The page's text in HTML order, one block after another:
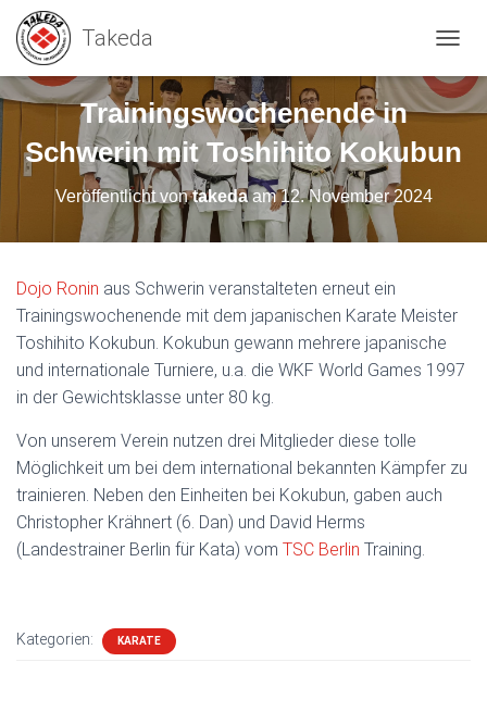
A
V
I
A
N
C
A
Trainingswochenende in
Schwerin mit Toshihito Kokubun
Veröffentlicht vontakedaam12. November 2024
Dojo Ronin aus Schwerin veranstalteten erneut ein
Trainingswochenende mit dem japanischen Karate Meister
Toshihito Kokubun. Kokubun gewann mehrere japanische
und internationale Turniere, u.a. die WKF World Games 1997
in der Gewichtsklasse unter 80 kg.
Von unserem Verein nutzen drei Mitglieder diese tolle
Möglichkeit um bei dem international bekannten Kämpfer zu
trainieren. Neben den Einheiten bei Kokubun, gaben auch
Christopher Krähnert (6. Dan) und David Herms
(Landestrainer Berlin für Kata) vom TSC Berlin Training.
Kategorien: KARATE